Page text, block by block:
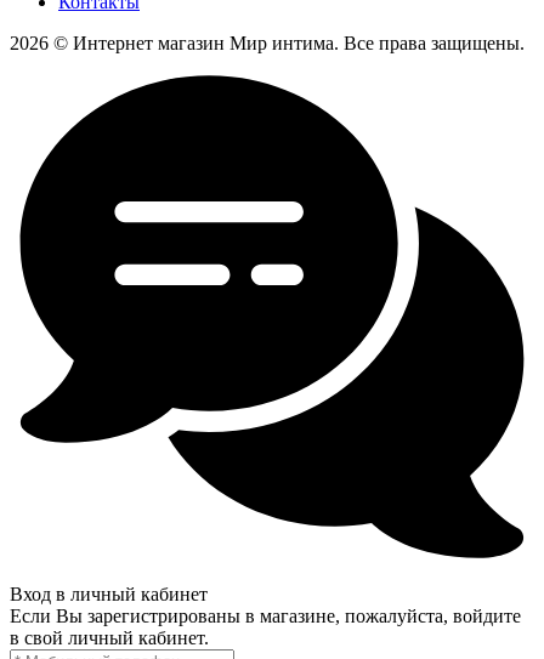
2026 © Интернет магазин Мир интима. Все права защищены.
Вход в личный кабинет
Если Вы зарегистрированы в магазине, пожалуйста, войдите
в свой личный кабинет.